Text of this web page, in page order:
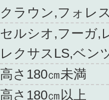
クラウン,フォレ
セルシオ,フーガ,
レクサスLS,ベン
高さ180㎝未満
高さ180㎝以上